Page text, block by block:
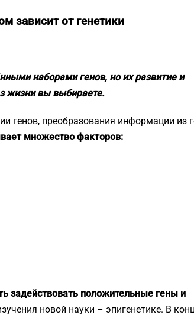
зависит от генетики
наборами генов, но их развитие и
жизни вы выбираете.
генов, преобразования информации из
множество факторов:
задействовать положительные гены и
новой науки – эпигенетике. В